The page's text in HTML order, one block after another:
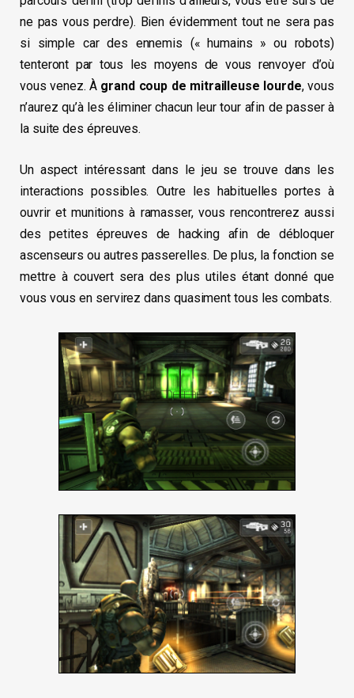
ne pas vous perdre). Bien évidemment tout ne sera pas
si simple car des ennemis (« humains » ou robots)
tenteront par tous les moyens de vous renvoyer d’où
vous venez. À grand coup de mitrailleuse lourde, vous
n’aurez qu’à les éliminer chacun leur tour afin de passer à
la suite des épreuves.
Un aspect intéressant dans le jeu se trouve dans les
interactions possibles. Outre les habituelles portes à
ouvrir et munitions à ramasser, vous rencontrerez aussi
des petites épreuves de hacking afin de débloquer
ascenseurs ou autres passerelles. De plus, la fonction se
mettre à couvert sera des plus utiles étant donné que
vous vous en servirez dans quasiment tous les combats.